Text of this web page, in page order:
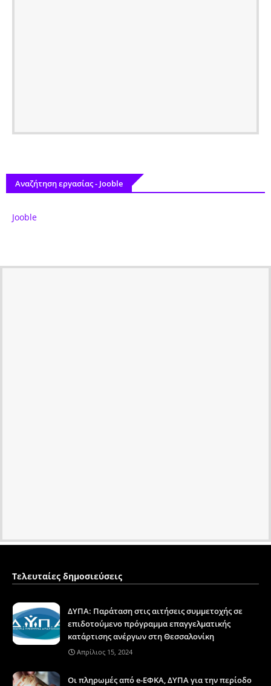
Αναζήτηση εργασίας - Jooble
Jooble
Τελευταίες δημοσιεύσεις
ΔΥΠΑ: Παράταση στις αιτήσεις συμμετοχής σε
επιδοτούμενο πρόγραμμα επαγγελματικής
κατάρτισης ανέργων στη Θεσσαλονίκη
Απρίλιος 15, 2024
Οι πληρωμές από e-ΕΦΚΑ, ΔΥΠΑ για την περίοδο